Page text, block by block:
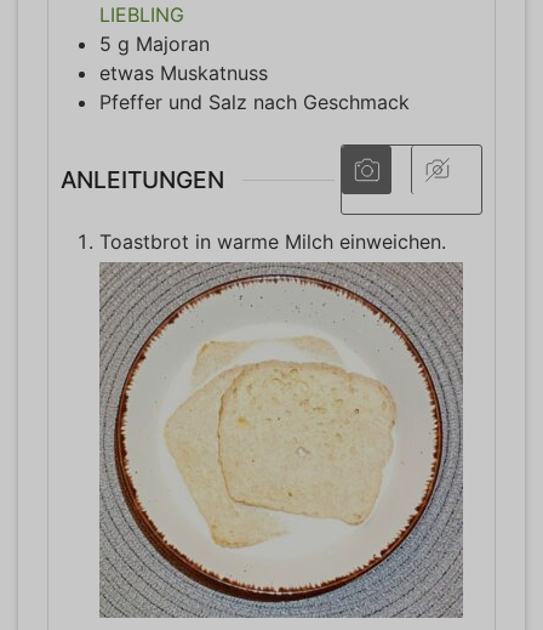
LIEBLING
5 g Majoran
etwas Muskatnuss
Pfeffer und Salz nach Geschmack
ANLEITUNGEN
Toastbrot in warme Milch einweichen.